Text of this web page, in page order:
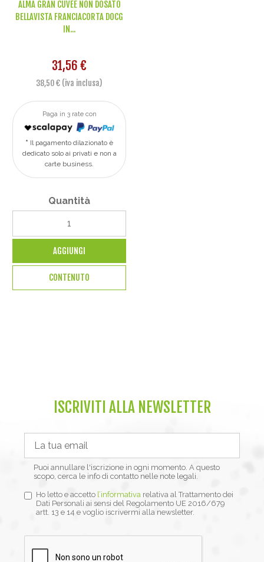
ALMA GRAN CUVEE NON DOSATO
BELLAVISTA FRANCIACORTA DOCG
IN...
31,56 €
38,50 € (iva inclusa)
Paga in 3 rate con
Il pagamento dilazionato è
dedicato solo ai privati e non a
carte business.
Quantità
AGGIUNGI
CONTENUTO
ISCRIVITI ALLA NEWSLETTER
Puoi annullare l'iscrizione in ogni momento. A questo
scopo, cerca le info di contatto nelle note legali.
Ho letto e accetto l’informativa relativa al Trattamento dei
Dati Personali ai sensi del Regolamento UE 2016/679
artt. 13 e 14 e voglio iscrivermi alla newsletter.